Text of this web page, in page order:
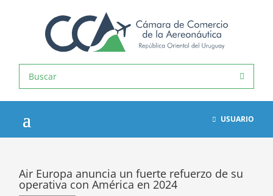
USUARIO
Air Europa anuncia un fuerte refuerzo de su
operativa con América en 2024